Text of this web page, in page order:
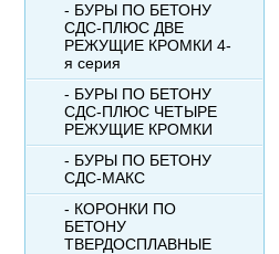
- БУРЫ ПО БЕТОНУ
СДС-ПЛЮС ДВЕ
РЕЖУЩИЕ КРОМКИ 4-
я серия
- БУРЫ ПО БЕТОНУ
СДС-ПЛЮС ЧЕТЫРЕ
РЕЖУЩИЕ КРОМКИ
- БУРЫ ПО БЕТОНУ
СДС-МАКС
- КОРОНКИ ПО
БЕТОНУ
ТВЕРДОСПЛАВНЫЕ